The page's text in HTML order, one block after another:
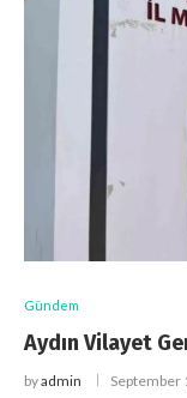
Gündem
Aydın Vilayet
byadmin September